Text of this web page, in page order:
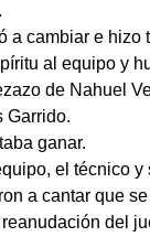
a cambiar e hizo
al equipo y
de Nahuel
Garrido.
ganar.
el técnico
a cantar que
del